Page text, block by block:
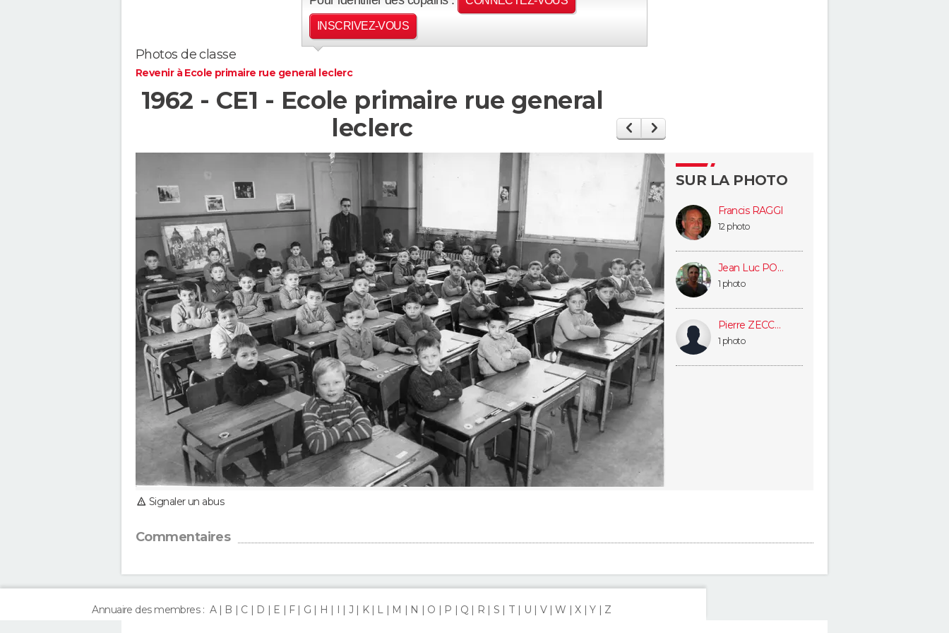
INSCRIVEZ-VOUS
Photos de classe
Revenir à Ecole primaire rue general leclerc
1962 - CE1 - Ecole primaire rue general
leclerc
SUR LA PHOTO
Francis RAGGI
12 photo
Jean Luc POLETTO (KUPERMAN)
1 photo
Pierre ZECCHINI
1 photo
Signaler un abus
Commentaires
Annuaire des membres : A B C D E F G H I J K L M N O P Q R S T U V W X Y Z